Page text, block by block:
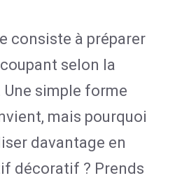
consiste à préparer
selon la
simple forme
mais pourquoi
davantage en
décoratif ? Prends